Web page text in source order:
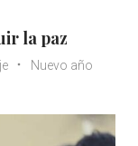
la paz
Nuevo año